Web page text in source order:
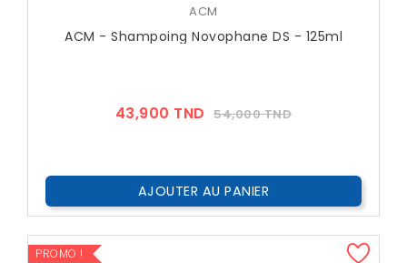
ACM
ACM - Shampoing Novophane DS - 125ml
43,900 TND Prix
54,000 TNDPrix
AJOUTER AU PANIER
PROMO !